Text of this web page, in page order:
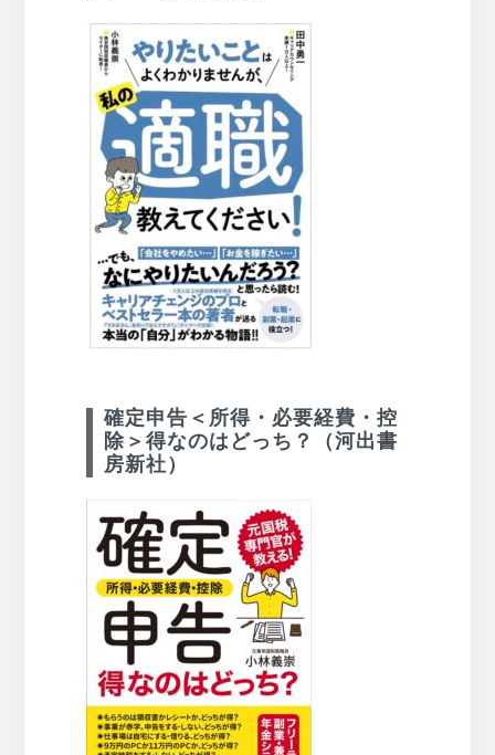
確定申告＜所得・必要経費・控
除＞得なのはどっち？（河出書
房新社）